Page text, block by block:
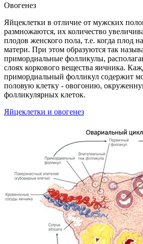
Овогенез
Яйцеклетки в отличие от мужских
размножаются, их количество
плодов женского пола, т.е. когда плод
матери. При этом образуются так
примордиальные фолликулы,
слоях коркового вещества яичника.
примордиальный фолликул содержит
половую клетку - овогонию,
фолликулярных клеток.
Яйцеклетки и овогенез